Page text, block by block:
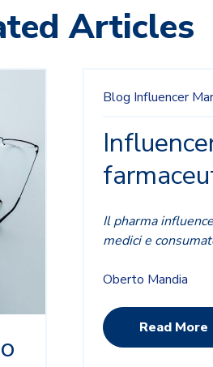
Articles
Blog Influencer
Il pharma
medici e
Oberto Mandia
Read More